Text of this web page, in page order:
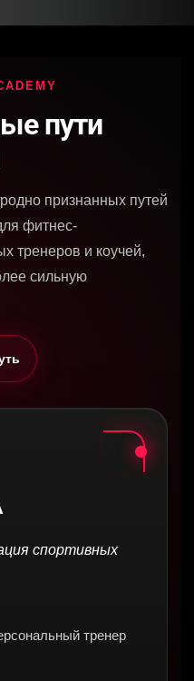
пути
признанных путей
фитнес-
тренеров и коучей,
сильную
спортивных
тренер